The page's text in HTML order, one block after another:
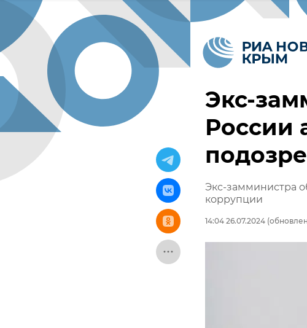
Экс-
России
Экс-замминистра
коррупции
14:04 26.07.2024